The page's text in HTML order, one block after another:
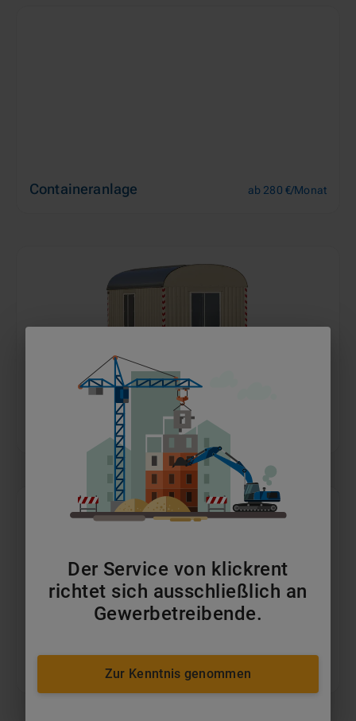
Containeranlage ab 280 €/Monat
Büro-/Mannschaftscontainer ab 140 €/Monat
Der Service von klickrent
richtet sich ausschließlich an
Gewerbetreibende.
Zur Kenntnis genommen